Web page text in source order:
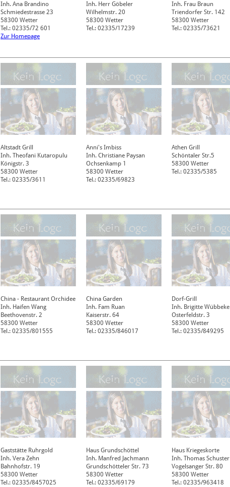
Inh. Ana Brandino
Schmiedestrasse 23
58300 Wetter
Tel.: 02335/72 601
Zur Homepage
Inh. Herr Göbeler
Wilhelmstr. 20
58300 Wetter
Tel.: 02335/17239
Inh. Frau Braun
Triendorfer Str. 142
58300 Wetter
Tel.: 02335/73621
Altstadt Grill
Inh. Theofani Kutaropulu
Königstr. 3
58300 Wetter
Tel.: 02335/3611
Anni's Imbiss
Inh. Christiane Paysan
Ochsenkamp 1
58300 Wetter
Tel.: 02335/69823
Athen Grill
Schöntaler Str.5
58300 Wetter
Tel.: 02335/5385
China - Restaurant Orchidee
Inh. Haifen Wang
Beethovenstr. 2
58300 Wetter
Tel.: 02335/801555
China Garden
Inh. Fam Ruan
Kaiserstr. 64
58300 Wetter
Tel.: 02335/846017
Dorf-Grill
Inh. Brigitte Wübbeke
Osterfeldstr. 3
58300 Wetter
Tel.: 02335/849295
Gaststätte Ruhrgold
Inh. Vera Zehn
Bahnhofstr. 19
58300 Wetter
Tel.: 02335/8457025
Haus Grundschöttel
Inh. Manfred Jachmann
Grundschötteler Str. 73
58300 Wetter
Tel.: 02335/69179
Haus Kriegeskorte
Inh. Thomas Schuster
Vogelsanger Str. 80
58300 Wetter
Tel.: 02335/963418